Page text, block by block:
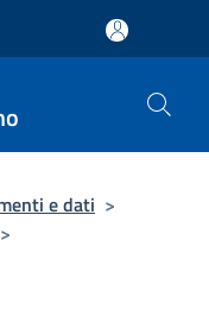
e dati >
>